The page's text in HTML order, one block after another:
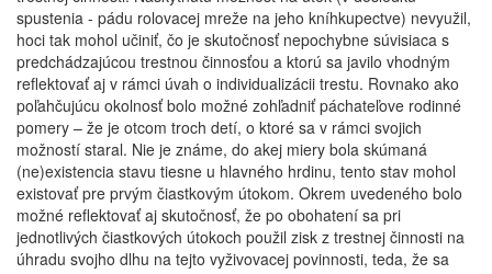
spustenia - pádu rolovacej mreže na jeho kníhkupectve) nevyužil,
hoci tak mohol učiniť, čo je skutočnosť nepochybne súvisiaca s
predchádzajúcou trestnou činnosťou a ktorú sa javilo vhodným
reflektovať aj v rámci úvah o individualizácii trestu. Rovnako ako
poľahčujúcu okolnosť bolo možné zohľadniť páchateľove rodinné
pomery – že je otcom troch detí, o ktoré sa v rámci svojich
možností staral. Nie je známe, do akej miery bola skúmaná
(ne)existencia stavu tiesne u hlavného hrdinu, tento stav mohol
existovať pre prvým čiastkovým útokom. Okrem uvedeného bolo
možné reflektovať aj skutočnosť, že po obohatení sa pri
jednotlivých čiastkových útokoch použil zisk z trestnej činnosti na
úhradu svojho dlhu na tejto vyživovacej povinnosti, teda, že sa